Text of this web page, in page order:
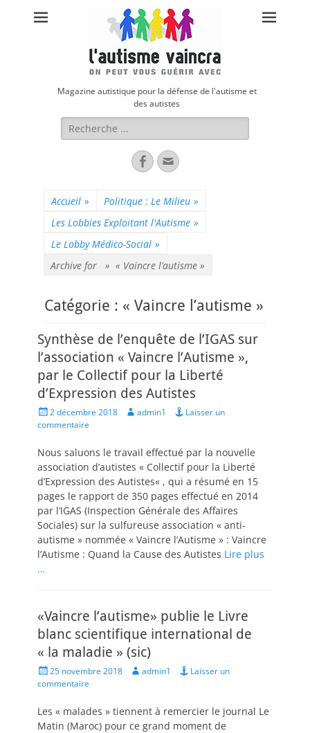
Magazine autistique pour la défense de l'autisme et
des autistes
Rechercher :
FacebookAdresse
de
Accueil » Politique : Le Milieu »
Les Lobbies Exploitant l'Autisme »
Le Lobby Médico-Social »
Archive for » « Vaincre l’autisme »
Catégorie : « Vaincre l’autisme »
Synthèse de l’enquête de l’IGAS sur
l’association « Vaincre l’Autisme »,
par le Collectif pour la Liberté
d’Expression des Autistes
Posted
on
2 décembre 2018 Author
admin1
Laisser un
commentaire
Nous saluons le travail effectué par la nouvelle
association d’autistes « Collectif pour la Liberté
d’Expression des Autistes« , qui a résumé en 15
pages le rapport de 350 pages effectué en 2014
par l’IGAS (Inspection Générale des Affaires
Sociales) sur la sulfureuse association « anti-
autisme » nommée « Vaincre l’Autisme » : Vaincre
l’Autisme : Quand la Cause des Autistes Lire plus
…
«Vaincre l’autisme» publie le Livre
blanc scientifique international de
« la maladie » (sic)
Posted
on
25 novembre 2018 Author
admin1
Laisser un
commentaire
Les « malades » tiennent à remercier le journal Le
Matin (Maroc) pour ce grand moment de